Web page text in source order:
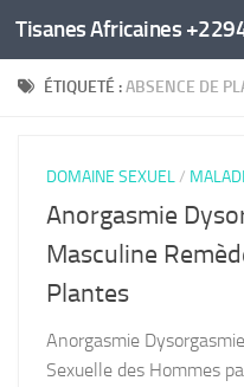
Au dessous du contenu
Tisanes Africaines
ÉTIQUETÉ :ABSENCE DE
DOMAINE SEXUEL/
Anorgasmie
Masculine
Plantes
Anorgasmie
Sexuelle des Hommes